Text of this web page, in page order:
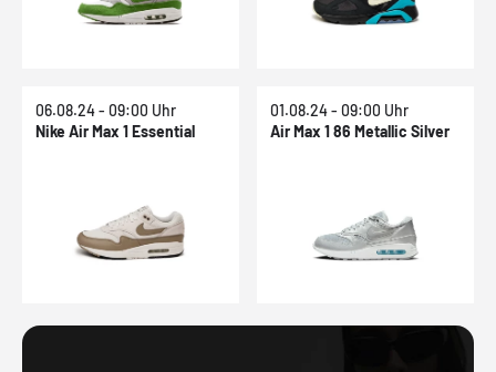
06.08.24 - 09:00 Uhr
Nike Air Max 1 Essential
01.08.24 - 09:00 Uhr
Air Max 1 86 Metallic Silver